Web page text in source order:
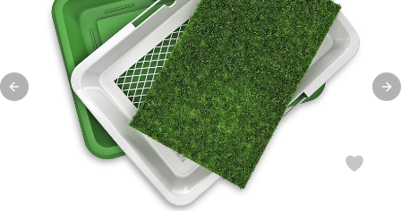
Previous slide